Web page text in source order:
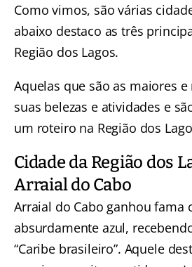
Como vimos, são várias
abaixo destaco as três
Região dos Lagos.
Aquelas que são as maiores
suas belezas e atividades e
um roteiro na Região dos
Cidade da Região dos
Arraial do Cabo
Arraial do Cabo ganhou fama
absurdamente azul,
“Caribe brasileiro”. Aquele